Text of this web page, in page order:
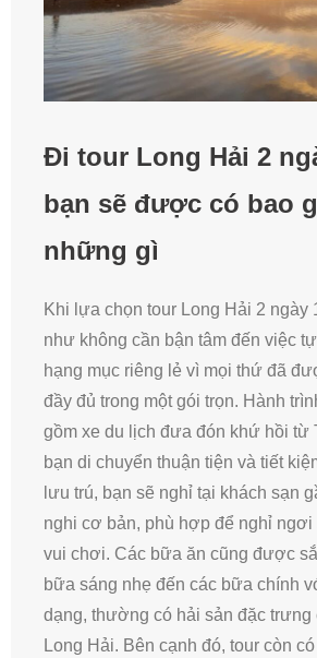
Đi tour Long Hải 2
bạn sẽ được có bao
những gì
Khi lựa chọn tour Long Hải 2 ngày
như không cần bận tâm đến việc
hạng mục riêng lẻ vì mọi thứ đã
đầy đủ trong một gói trọn. Hành
gồm xe du lịch đưa đón khứ hồi từ
bạn di chuyển thuận tiện và tiết
lưu trú, bạn sẽ nghỉ tại khách sạn
nghi cơ bản, phù hợp để nghỉ ngơi
vui chơi. Các bữa ăn cũng được
bữa sáng nhẹ đến các bữa chính
dạng, thường có hải sản đặc trưng
Long Hải. Bên cạnh đó, tour còn